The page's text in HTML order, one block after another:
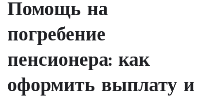
Помощь на
погребение
пенсионера: как
оформить выплату и